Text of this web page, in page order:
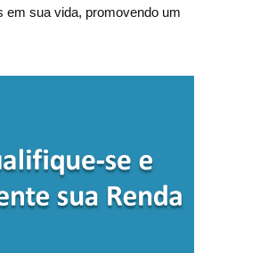
em sua vida, promovendo um